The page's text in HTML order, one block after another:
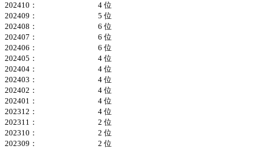
202410：
4 位
202409：
5 位
202408：
6 位
202407：
6 位
202406：
6 位
202405：
4 位
202404：
4 位
202403：
4 位
202402：
4 位
202401：
4 位
202312：
4 位
202311：
2 位
202310：
2 位
202309：
2 位